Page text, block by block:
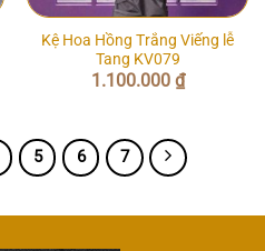
Kệ Hoa Hồng Trắng Viếng lễ
Tang KV079
1.100.000 ₫
5 6 7